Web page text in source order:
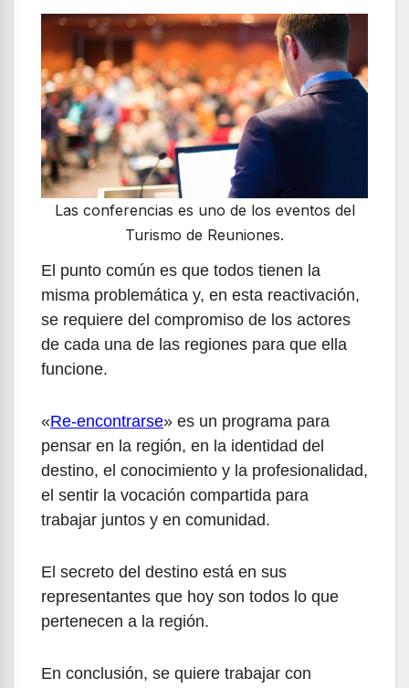
Las conferencias es uno de los eventos del
Turismo de Reuniones.
El punto común es que todos tienen la
misma problemática y, en esta reactivación,
se requiere del compromiso de los actores
de cada una de las regiones para que ella
funcione.
«Re-encontrarse» es un programa para
pensar en la región, en la identidad del
destino, el conocimiento y la profesionalidad,
el sentir la vocación compartida para
trabajar juntos y en comunidad.
El secreto del destino está en sus
representantes que hoy son todos lo que
pertenecen a la región.
En conclusión, se quiere trabajar con